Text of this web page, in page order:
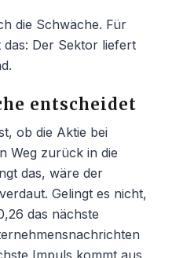
die Schwäche. Für
Der Sektor liefert
entscheidet
ob die Aktie bei
Weg zurück in die
das, wäre der
Gelingt es nicht,
das nächste
Impuls kommt aus